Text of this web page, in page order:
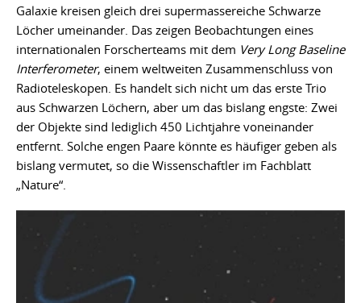
Galaxie kreisen gleich drei supermassereiche Schwarze
Löcher umeinander. Das zeigen Beobachtungen eines
internationalen Forscherteams mit dem Very Long Baseline
Interferometer, einem weltweiten Zusammenschluss von
Radioteleskopen. Es handelt sich nicht um das erste Trio
aus Schwarzen Löchern, aber um das bislang engste: Zwei
der Objekte sind lediglich 450 Lichtjahre voneinander
entfernt. Solche engen Paare könnte es häufiger geben als
bislang vermutet, so die Wissenschaftler im Fachblatt
„Nature“.